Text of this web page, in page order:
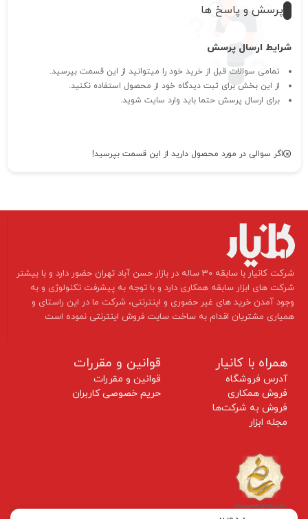
پرسش و پاسخ ها
شرایط ارسال پرسش
تمامی سوالات قبل از خرید خود را میتوانید از این قسمت بپرسید.
از این بخش برای ثبت دیدگاه خود از محصول استفاده نکنید.
برای ارسال پرسش حتما باید وارد سایت شوید.
اگر سوالی در مورد محصول دارید از این قسمت بپرسید!
​شرکت کانیار با سابقه 30 ساله در بازار حسن آباد تهران حضور دارد و با بیشتر
شرکت های ابزار سابقه همکاری دارد و با توجه به پیشرفت تکنولوژی و به
وجود آمدن خرید های غیر حضوری و اینترنتی، شرکت ما در این راستای و
همیاری مشتریان اقدام به ساخت سایت فروش اینترنتی نموده است ​​​​​​​
همراه با کانیار
آدرس فروشگاه
فروش همکاری
فروش به شرکت‌ها
مجله ابزار
قوانین و مقررات
قوانین و مقررات
حریم خصوصی کاربران